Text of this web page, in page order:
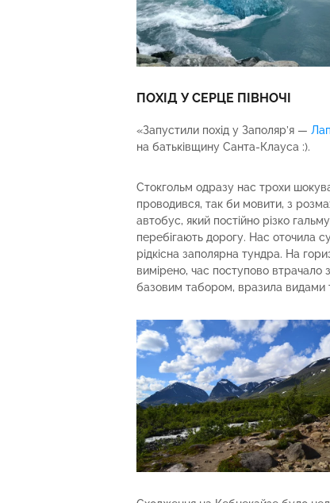
ПОХІД У СЕРЦЕ ПІВНОЧІ
«Запустили похід у Заполяр’я —
на батьківщину Санта-Клауса :).
Стокгольм одразу нас трохи
проводився, так би мовити, з
автобус, який постійно різко
перебігають дорогу. Нас оточила
рідкісна заполярна тундра. На
вимірено, час поступово втрачало
базовим табором, вразила видами